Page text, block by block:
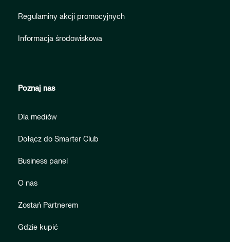
Regulaminy akcji promocyjnych
Informacja środowiskowa
Poznaj nas
Dla mediów
Dołącz do Smarter Club
Business panel
O nas
Zostań Partnerem
Gdzie kupić